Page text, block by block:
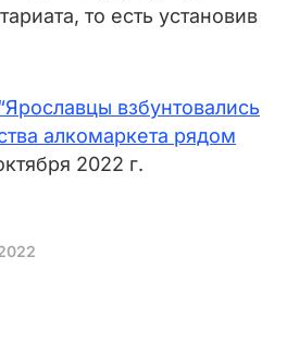
то есть установив
взбунтовались
алкомаркета рядом
2022 г.